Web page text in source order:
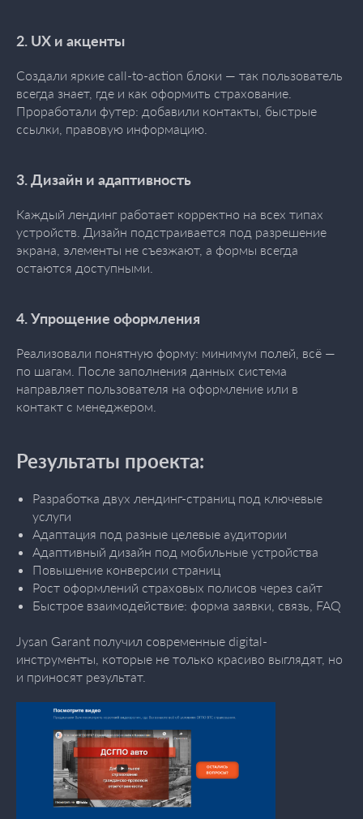
2. UX и акценты
Создали яркие call-to-action блоки — так пользователь
всегда знает, где и как оформить страхование.
Проработали футер: добавили контакты, быстрые
ссылки, правовую информацию.
3. Дизайн и адаптивность
Каждый лендинг работает корректно на всех типах
устройств. Дизайн подстраивается под разрешение
экрана, элементы не съезжают, а формы всегда
остаются доступными.
4. Упрощение оформления
Реализовали понятную форму: минимум полей, всё —
по шагам. После заполнения данных система
направляет пользователя на оформление или в
контакт с менеджером.
Результаты проекта:
Разработка двух лендинг-страниц под ключевые
услуги
Адаптация под разные целевые аудитории
Адаптивный дизайн под мобильные устройства
Повышение конверсии страниц
Рост оформлений страховых полисов через сайт
Быстрое взаимодействие: форма заявки, связь, FAQ
Jysan Garant получил современные digital-
инструменты, которые не только красиво выглядят, но
и приносят результат.